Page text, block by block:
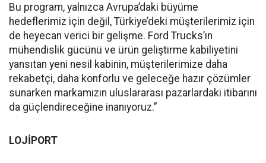
Bu program, yalnızca Avrupa’daki büyüme
hedeflerimiz için değil, Türkiye’deki müşterilerimiz için
de heyecan verici bir gelişme. Ford Trucks’ın
mühendislik gücünü ve ürün geliştirme kabiliyetini
yansıtan yeni nesil kabinin, müşterilerimize daha
rekabetçi, daha konforlu ve geleceğe hazır çözümler
sunarken markamızın uluslararası pazarlardaki itibarını
da güçlendireceğine inanıyoruz.”
LOJİPORT